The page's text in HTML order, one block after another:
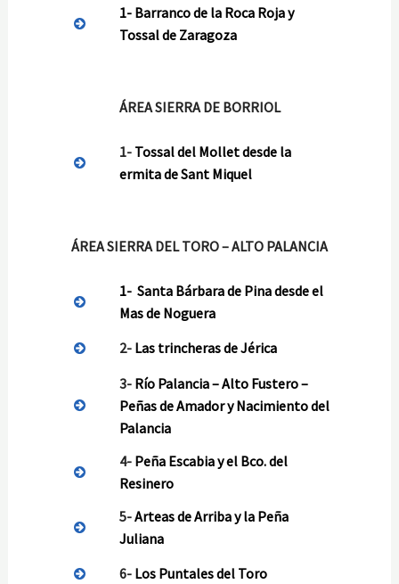
1- Barranco de la Roca Roja y
Tossal de Zaragoza
ÁREA SIERRA DE BORRIOL
1- Tossal del Mollet desde la
ermita de Sant Miquel
ÁREA SIERRA DEL TORO – ALTO PALANCIA
1- Santa Bárbara de Pina desde el
Mas de Noguera
2- Las trincheras de Jérica
3- Río Palancia – Alto Fustero –
Peñas de Amador y Nacimiento del
Palancia
4- Peña Escabia y el Bco. del
Resinero
5-Arteas de Arriba y la Peña
Juliana
6- Los Puntales del Toro